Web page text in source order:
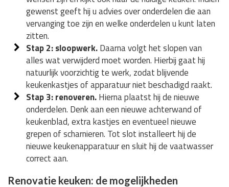
gewenst geeft hij u advies over onderdelen die aan
vervanging toe zijn en welke onderdelen u kunt laten
zitten.
Stap 2: sloopwerk.Daarna volgt het slopen van
alles wat verwijderd moet worden. Hierbij gaat hij
natuurlijk voorzichtig te werk, zodat blijvende
keukenkastjes of apparatuur niet beschadigd raakt.
Stap 3: renoveren.Hierna plaatst hij de nieuwe
onderdelen. Denk aan een nieuwe achterwand of
keukenblad, extra kastjes en eventueel nieuwe
grepen of scharnieren. Tot slot installeert hij de
nieuwe keukenapparatuur en sluit hij de vaatwasser
correct aan.
Renovatie keuken: de mogelijkheden